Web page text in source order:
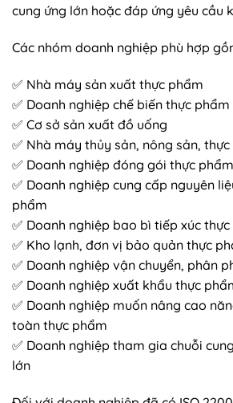
cung ứng lớn hoặc đáp ứng yêu cầu
Các nhóm doanh nghiệp phù hợp
✅ Nhà máy sản xuất thực phẩm
✅ Doanh nghiệp chế biến thực phẩm
✅ Cơ sở sản xuất đồ uống
✅ Nhà máy thủy sản, nông sản,
✅ Doanh nghiệp đóng gói thực phẩm
✅ Doanh nghiệp cung cấp nguyên
phẩm
✅ Doanh nghiệp bao bì tiếp xúc
✅ Kho lạnh, đơn vị bảo quản thực
✅ Doanh nghiệp vận chuyển, phân
✅ Doanh nghiệp xuất khẩu thực
✅ Doanh nghiệp muốn nâng cao
toàn thực phẩm
✅ Doanh nghiệp tham gia chuỗi
lớn